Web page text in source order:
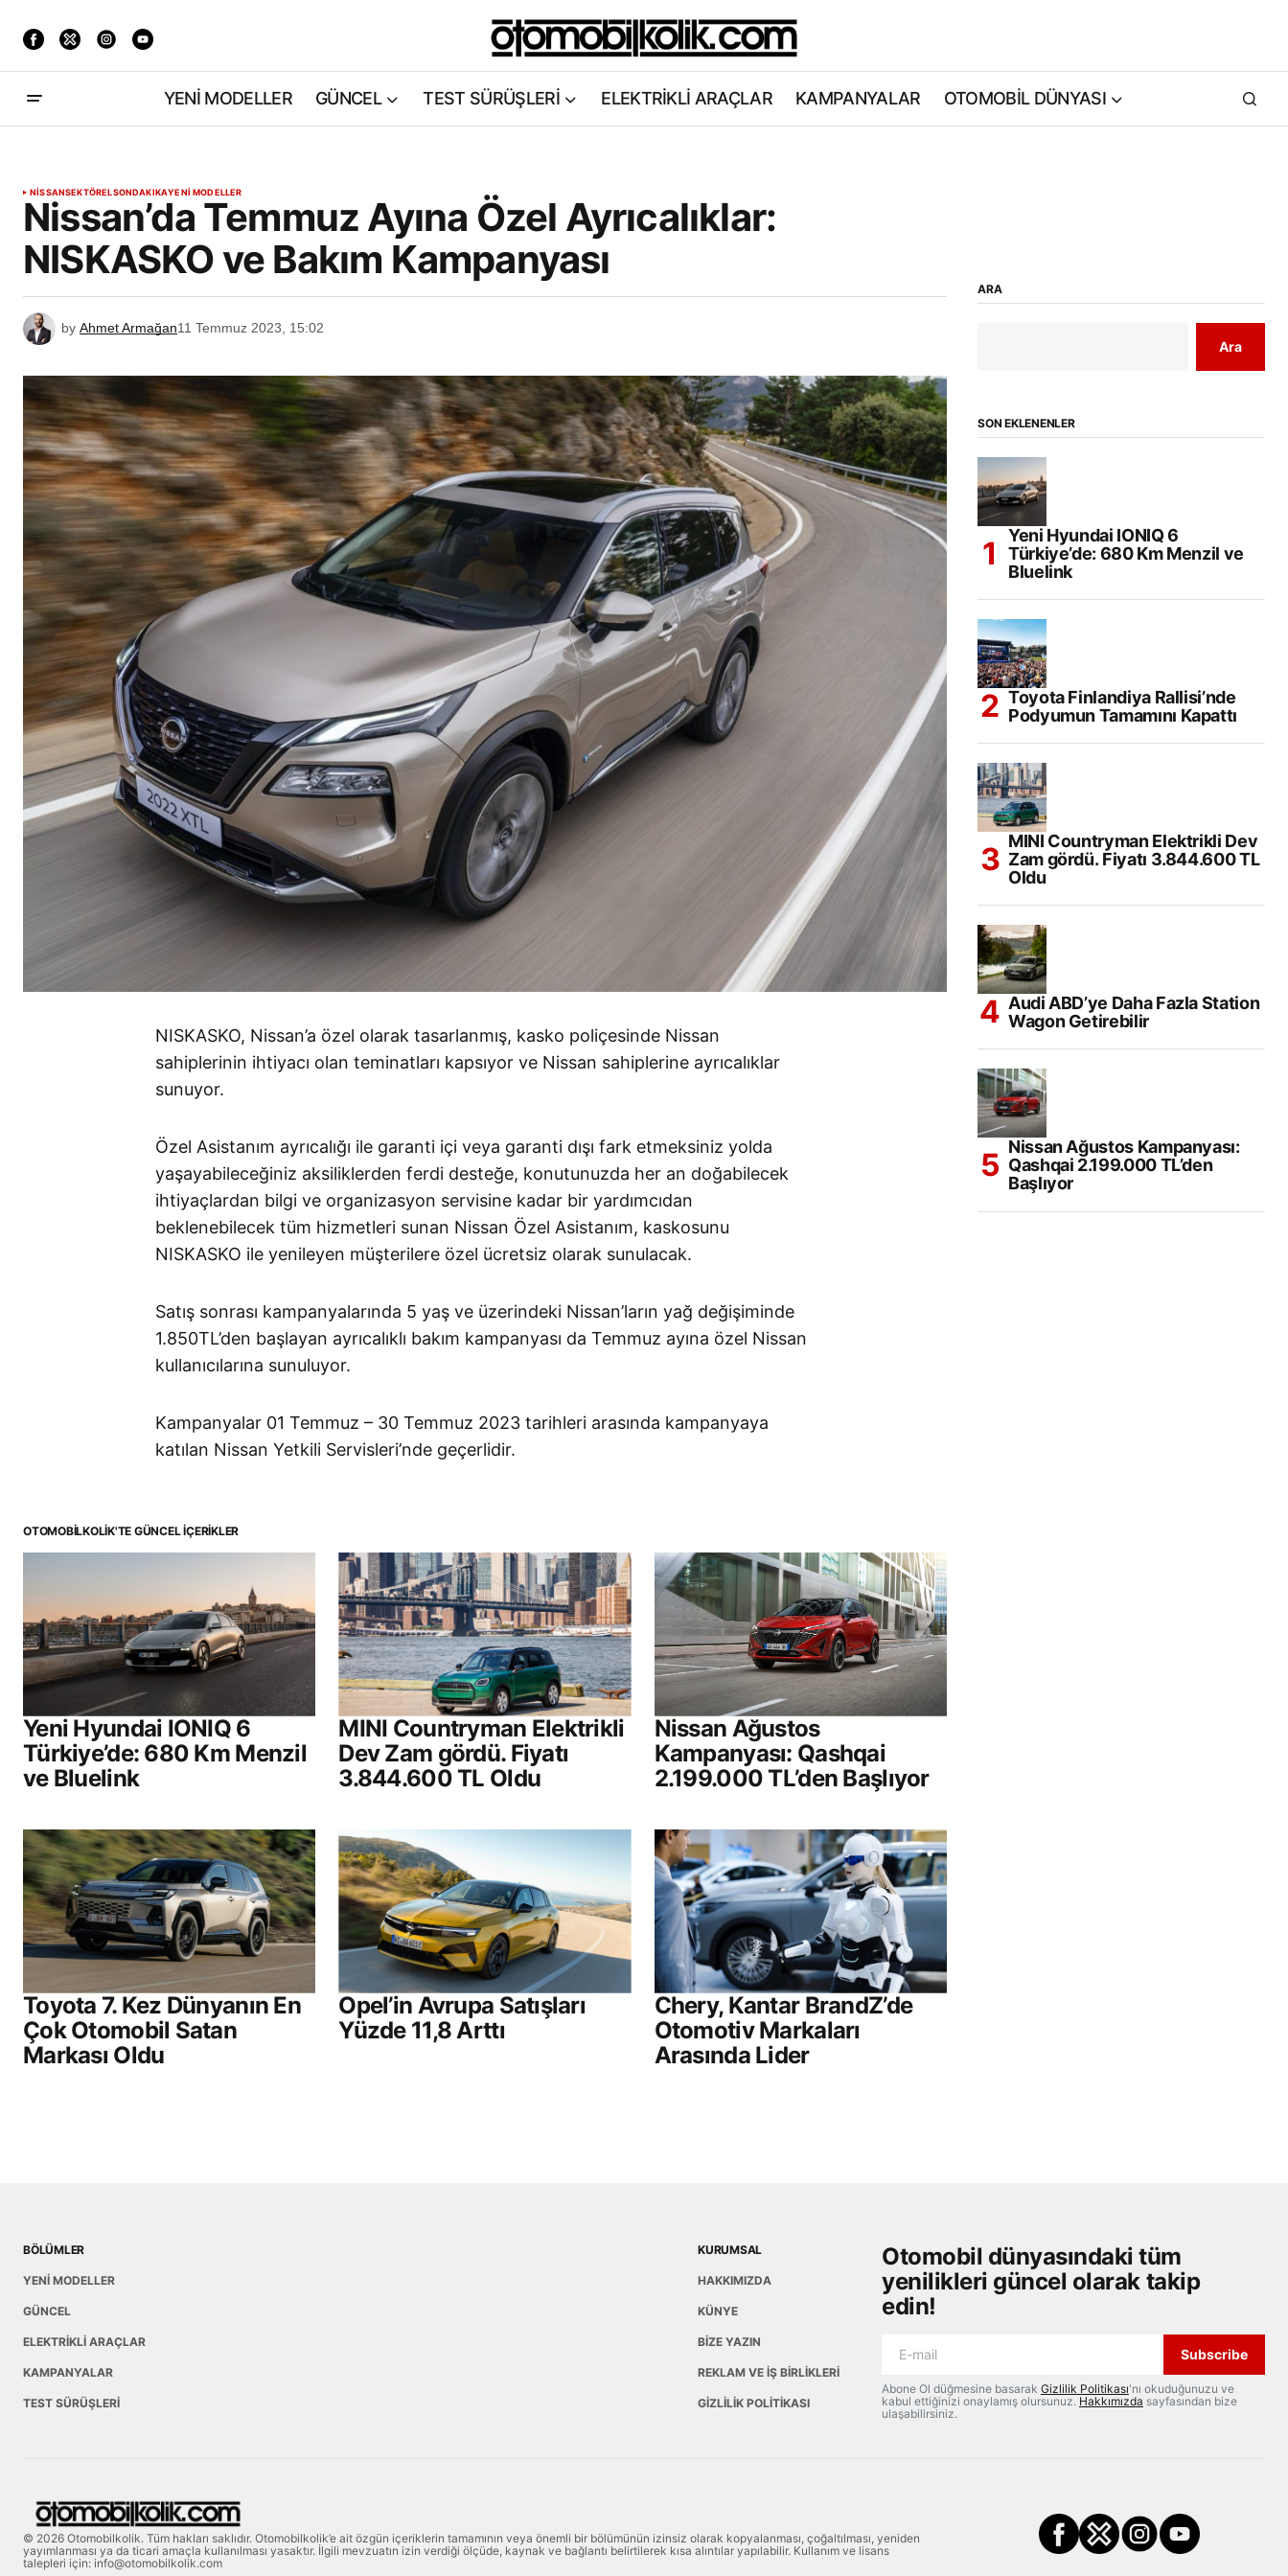
YENİ MODELLER GÜNCEL TEST SÜRÜŞLERİ ELEKTRİKLİ ARAÇLAR KAMPANYALAR OTOMOBİL DÜNYASI
NISSANSEKTÖRELSONDAKIKAYENİ MODELLER
Nissan’da Temmuz Ayına Özel Ayrıcalıklar:
NISKASKO ve Bakım Kampanyası
by Ahmet Armağan11 Temmuz 2023, 15:02
NISKASKO, Nissan’a özel olarak tasarlanmış, kasko poliçesinde Nissan
sahiplerinin ihtiyacı olan teminatları kapsıyor ve Nissan sahiplerine ayrıcalıklar
sunuyor.
Özel Asistanım ayrıcalığı ile garanti içi veya garanti dışı fark etmeksiniz yolda
yaşayabileceğiniz aksiliklerden ferdi desteğe, konutunuzda her an doğabilecek
ihtiyaçlardan bilgi ve organizasyon servisine kadar bir yardımcıdan
beklenebilecek tüm hizmetleri sunan Nissan Özel Asistanım, kaskosunu
NISKASKO ile yenileyen müşterilere özel ücretsiz olarak sunulacak.
Satış sonrası kampanyalarında 5 yaş ve üzerindeki Nissan’ların yağ değişiminde
1.850TL’den başlayan ayrıcalıklı bakım kampanyası da Temmuz ayına özel Nissan
kullanıcılarına sunuluyor.
Kampanyalar 01 Temmuz – 30 Temmuz 2023 tarihleri arasında kampanyaya
katılan Nissan Yetkili Servisleri’nde geçerlidir.
OTOMOBILKOLIK'TE GÜNCEL İÇERIKLER
Yeni Hyundai IONIQ 6
Türkiye’de: 680 Km Menzil
ve Bluelink
MINI Countryman Elektrikli
Dev Zam gördü. Fiyatı
3.844.600 TL Oldu
Nissan Ağustos
Kampanyası: Qashqai
2.199.000 TL’den Başlıyor
Toyota 7. Kez Dünyanın En
Çok Otomobil Satan
Markası Oldu
Opel’in Avrupa Satışları
Yüzde 11,8 Arttı
Chery, Kantar BrandZ’de
Otomotiv Markaları
Arasında Lider
ARA
Ara
SON EKLENENLER
Yeni Hyundai IONIQ 6
Türkiye’de: 680 Km Menzil ve
Bluelink
Toyota Finlandiya Rallisi’nde
Podyumun Tamamını Kapattı
MINI Countryman Elektrikli Dev
Zam gördü. Fiyatı 3.844.600 TL
Oldu
Audi ABD’ye Daha Fazla Station
Wagon Getirebilir
Nissan Ağustos Kampanyası:
Qashqai 2.199.000 TL’den
Başlıyor
BÖLÜMLER
YENİ MODELLER
GÜNCEL
ELEKTRİKLİ ARAÇLAR
KAMPANYALAR
TEST SÜRÜŞLERİ
KURUMSAL
HAKKIMIZDA
KÜNYE
BİZE YAZIN
REKLAM VE İŞ BİRLİKLERİ
GİZLİLİK POLİTİKASI
Otomobil dünyasındaki tüm
yenilikleri güncel olarak takip
edin!
Subscribe
Abone Ol düğmesine basarak Gizlilik Politikası'nı okuduğunuzu ve
kabul ettiğinizi onaylamış olursunuz. Hakkımızda sayfasından bize
ulaşabilirsiniz.
© 2026 Otomobilkolik. Tüm hakları saklıdır. Otomobilkolik’e ait özgün içeriklerin tamamının veya önemli bir bölümünün izinsiz olarak kopyalanması, çoğaltılması, yeniden
yayımlanması ya da ticari amaçla kullanılması yasaktır. İlgili mevzuatın izin verdiği ölçüde, kaynak ve bağlantı belirtilerek kısa alıntılar yapılabilir. Kullanım ve lisans
talepleri için: info@otomobilkolik.com